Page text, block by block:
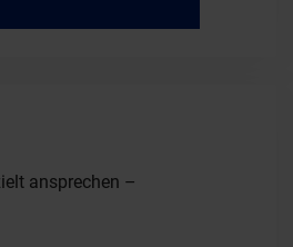
ansprechen –